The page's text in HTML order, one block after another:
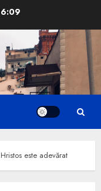
este adevărat